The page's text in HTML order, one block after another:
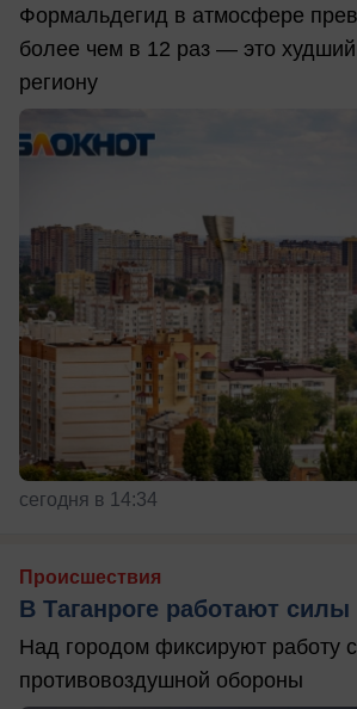
Формальдегид в атмосфере
более чем в 12 раз — это худший
региону
сегодня в 14:34
Происшествия
В Таганроге работают
Над городом фиксируют работу
противовоздушной обороны